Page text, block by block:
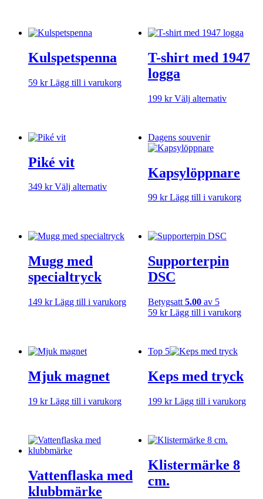
varianter.
alternativen
väljas
produktsidan
Kulspetspenna
59 kr Lägg till i varukorg
T-shirt med 1947
logga
199 kr Välj alternativDen
olika
kan
väljas
Piké vit
349 kr Välj alternativDen
varianter.
alternativen
på
produktsidan
Dagens souvenir
Kapsylöppnare
99 kr Lägg till i varukorg
Mugg med
specialtryck
149 kr Lägg till i varukorg
Supporterpin
DSC
Betygsatt 5.00av 5
59 kr Lägg till i varukorg
Mjuk magnet
19 kr Lägg till i varukorg
Top 5
Keps med tryck
199 kr Lägg till i varukorg
Vattenflaska med
klubbmärke
Klistermärke 8
cm.